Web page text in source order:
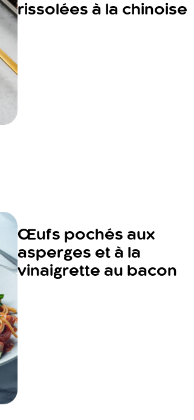
rissolées à la chinoise
Œufs pochés aux
asperges et à la
vinaigrette au bacon